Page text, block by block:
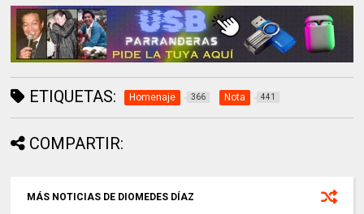
ETIQUETAS: Homenaje 366 Nota 441
COMPARTIR:
MÁS NOTICIAS DE DIOMEDES DÍAZ